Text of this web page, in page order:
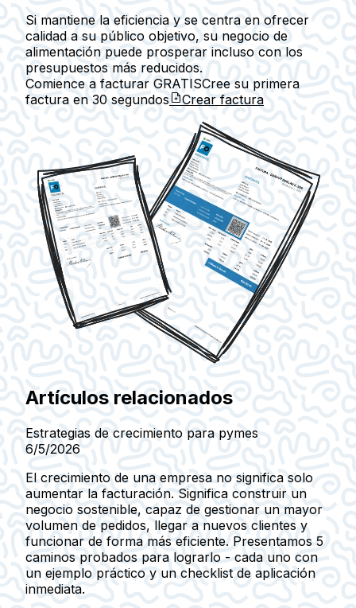
Si mantiene la eficiencia y se centra en ofrecer
calidad a su público objetivo, su negocio de
alimentación puede prosperar incluso con los
presupuestos más reducidos.
Comience a facturar GRATISCree su primera
factura en 30 segundos Crear factura
Artículos relacionados
Estrategias de crecimiento para pymes
6/5/2026
El crecimiento de una empresa no significa solo
aumentar la facturación. Significa construir un
negocio sostenible, capaz de gestionar un mayor
volumen de pedidos, llegar a nuevos clientes y
funcionar de forma más eficiente. Presentamos 5
caminos probados para lograrlo - cada uno con
un ejemplo práctico y un checklist de aplicación
inmediata.